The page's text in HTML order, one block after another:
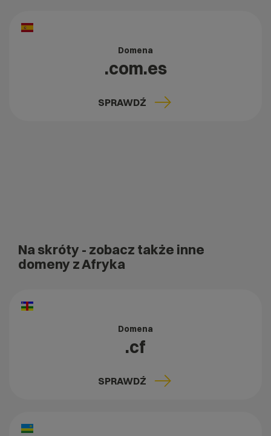
Domena
.com.es
SPRAWDŹ
Na skróty - zobacz także inne
domeny z Afryka
Domena
.cf
SPRAWDŹ